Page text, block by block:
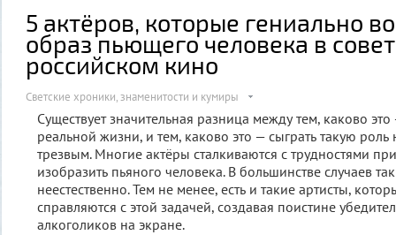
5 актёров, которые гениально
образ пьющего человека в
российском кино
Светские хроники, знаменитости и кумиры
Существует значительная разница между тем, каково
реальной жизни, и тем, каково это — сыграть такую роль
трезвым. Многие актёры сталкиваются с трудностями
изобразить пьяного человека. В большинстве случаев
неестественно. Тем не менее, есть и такие артисты,
справляются с этой задачей, создавая поистине
алкоголиков на экране.